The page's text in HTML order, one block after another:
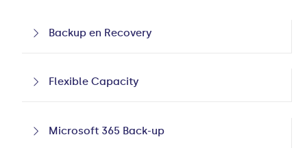
Backup en Recovery
Flexible Capacity
Microsoft 365 Back-up